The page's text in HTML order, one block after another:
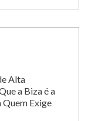
Alta
a Biza é a
Quem Exige